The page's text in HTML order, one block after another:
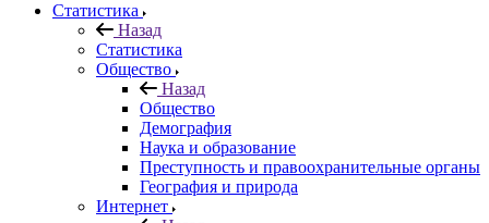
Статистика
Назад
Статистика
Общество
Назад
Общество
Демография
Наука и образование
Преступность и правоохранительные органы
География и природа
Интернет